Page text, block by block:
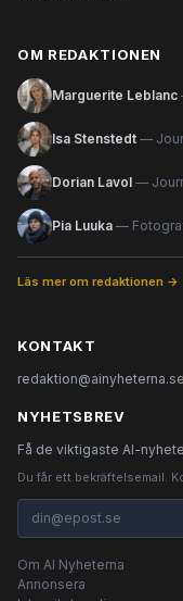
OM REDAKTIONEN
Marguerite Leblanc
Isa Stenstedt —
Dorian Lavol —
Pia Luuka —
Läs mer om redaktionen →
KONTAKT
redaktion@ainyheterna.se
NYHETSBREV
Få de viktigaste AI-
Du får ett bekräftelsemail.
Om AI Nyheterna
Annonsera